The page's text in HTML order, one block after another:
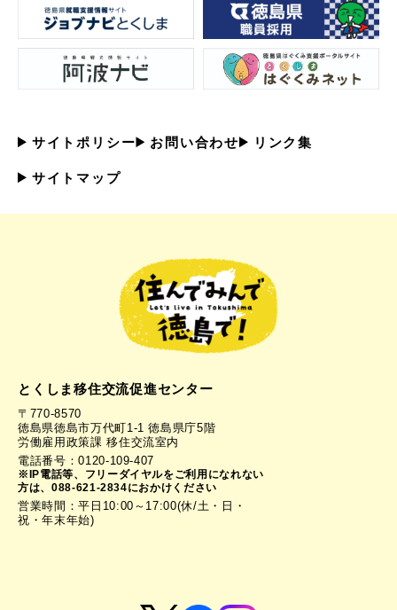
サイトポリシー お問い合わせ リンク集
サイトマップ
とくしま移住交流促進センター
〒770-8570
徳島県徳島市万代町1-1 徳島県庁5階
労働雇用政策課 移住交流室内
電話番号：0120-109-407
※IP電話等、フリーダイヤルをご利用になれない
方は、088-621-2834におかけください
営業時間：平日10:00～17:00(休/土・日・
祝・年末年始)